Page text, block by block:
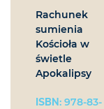
Rachunek
sumienia
Kościoła w
świetle
Apokalipsy
ISBN: 978-83-